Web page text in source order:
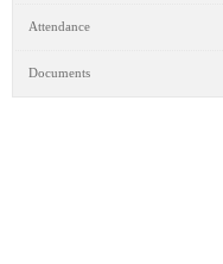
Attendance
Documents